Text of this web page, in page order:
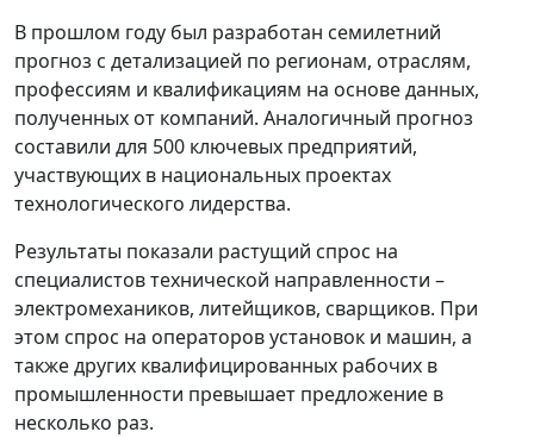
В прошлом году был разработан семилетний
прогноз с детализацией по регионам, отраслям,
профессиям и квалификациям на основе данных,
полученных от компаний. Аналогичный прогноз
составили для 500 ключевых предприятий,
участвующих в национальных проектах
технологического лидерства.
Результаты показали растущий спрос на
специалистов технической направленности –
электромехаников, литейщиков, сварщиков. При
этом спрос на операторов установок и машин, а
также других квалифицированных рабочих в
промышленности превышает предложение в
несколько раз.